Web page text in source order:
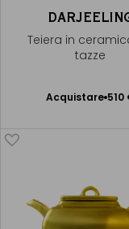
Teiera in
tazze
Acquistare 510
Aggiungere